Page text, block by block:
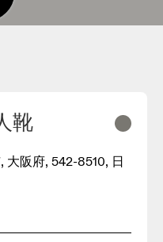
靴
大阪府, 542-8510, 日